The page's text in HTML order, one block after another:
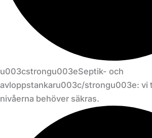
u003cstrongu003eSeptik- och
avloppstankaru003c/strongu003e: vi
nivåerna behöver säkras.